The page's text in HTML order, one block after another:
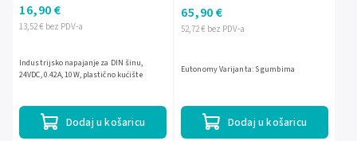
13,52 € bez PDV-a
16,90 €
Dodaj u košaricu
Industrijsko napajanje za DIN šinu,
24VDC, 0.42A, 10W, plastično kućište
52,72 € bez PDV-a
65,90 €
Dodaj u košaricu
Eutonomy Varijanta: S gumbima